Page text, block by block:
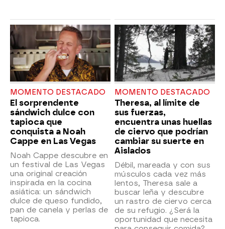
MOMENTO DESTACADO
El sorprendente
sándwich dulce con
tapioca que
conquista a Noah
Cappe en Las Vegas
Noah Cappe descubre en
un festival de Las Vegas
una original creación
inspirada en la cocina
asiática: un sándwich
dulce de queso fundido,
pan de canela y perlas de
tapioca.
MOMENTO DESTACADO
Theresa, al límite de
sus fuerzas,
encuentra unas huellas
de ciervo que podrían
cambiar su suerte en
Aislados
Débil, mareada y con sus
músculos cada vez más
lentos, Theresa sale a
buscar leña y descubre
un rastro de ciervo cerca
de su refugio. ¿Será la
oportunidad que necesita